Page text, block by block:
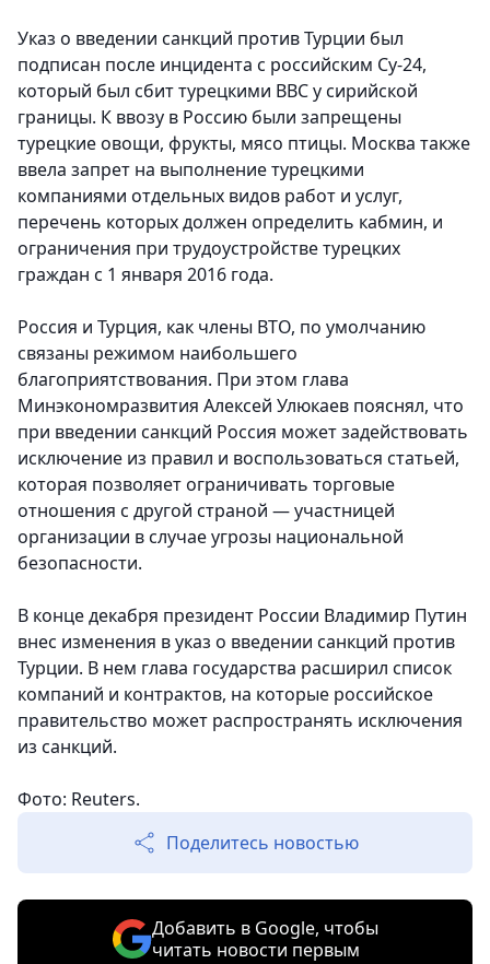
Указ о введении санкций против Турции был
подписан после инцидента с российским Су-24,
который был сбит турецкими ВВС у сирийской
границы. К ввозу в Россию были запрещены
турецкие овощи, фрукты, мясо птицы. Москва также
ввела запрет на выполнение турецкими
компаниями отдельных видов работ и услуг,
перечень которых должен определить кабмин, и
ограничения при трудоустройстве турецких
граждан с 1 января 2016 года.
Россия и Турция, как члены ВТО, по умолчанию
связаны режимом наибольшего
благоприятствования. При этом глава
Минэкономразвития Алексей Улюкаев пояснял, что
при введении санкций Россия может задействовать
исключение из правил и воспользоваться статьей,
которая позволяет ограничивать торговые
отношения с другой страной — участницей
организации в случае угрозы национальной
безопасности.
В конце декабря президент России Владимир Путин
внес изменения в указ о введении санкций против
Турции. В нем глава государства расширил список
компаний и контрактов, на которые российское
правительство может распространять исключения
из санкций.
Фото: Reuters.
Поделитесь новостью
Добавить в Google, чтобы
читать новости первым